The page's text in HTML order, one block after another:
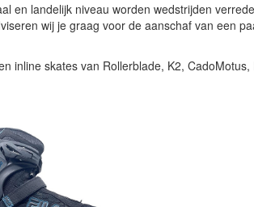
en landelijk niveau worden wedstrijden
wij je graag voor de aanschaf van een
inline skates van Rollerblade, K2,